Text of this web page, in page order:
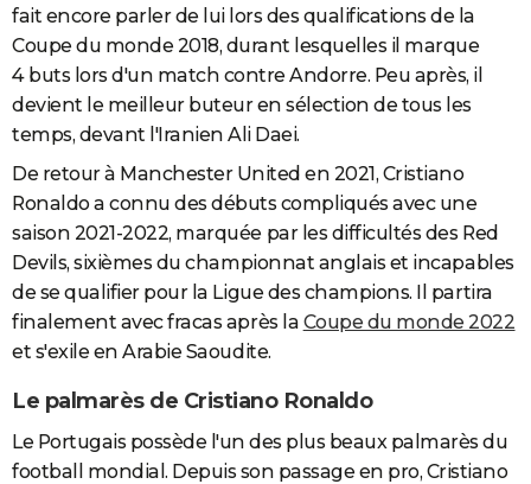
fait encore parler de lui lors des qualifications de la
Coupe du monde 2018, durant lesquelles il marque
4 buts lors d'un match contre Andorre. Peu après, il
devient le meilleur buteur en sélection de tous les
temps, devant l'Iranien Ali Daei.
De retour à Manchester United en 2021, Cristiano
Ronaldo a connu des débuts compliqués avec une
saison 2021-2022, marquée par les difficultés des Red
Devils,sixièmesduchampionnat anglais et incapables
de se qualifier pour la Ligue des champions. Il partira
finalement avec fracas après la Coupe du monde 2022
et s'exile en Arabie Saoudite.
Le palmarès de Cristiano Ronaldo
Le Portugais possède l'un des plus beaux palmarès du
football mondial. Depuis son passage en pro, Cristiano